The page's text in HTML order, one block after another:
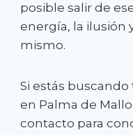
posible salir de
energía, la ilusión
mismo.
Si estás
en Palma de
contacto para